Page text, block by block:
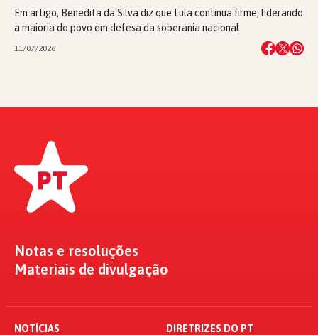
Em artigo, Benedita da Silva diz que Lula continua firme, liderando
a maioria do povo em defesa da soberania nacional
11/07/2026
Notas e resoluções
Materiais de divulgação
NOTÍCIAS DIRETRIZES DO PT